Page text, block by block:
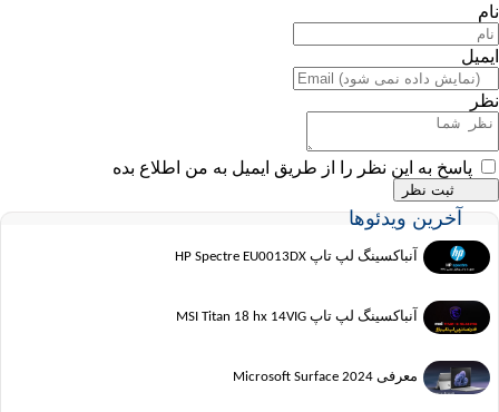
نام
ایمیل
نظر
پاسخ به این نظر را از طریق ایمیل به من اطلاع بده
آخرین ویدئوها
آنباکسینگ لپ تاپ HP Spectre EU0013DX
آنباکسینگ لپ تاپ MSI Titan 18 hx 14VIG
معرفی Microsoft Surface 2024